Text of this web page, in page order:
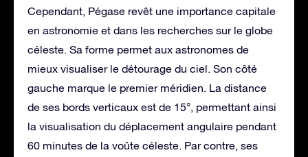
Cependant, Pégase revêt une importance capitale
en astronomie et dans les recherches sur le globe
céleste. Sa forme permet aux astronomes de
mieux visualiser le détourage du ciel. Son côté
gauche marque le premier méridien. La distance
de ses bords verticaux est de 15°, permettant ainsi
la visualisation du déplacement angulaire pendant
60 minutes de la voûte céleste. Par contre, ses